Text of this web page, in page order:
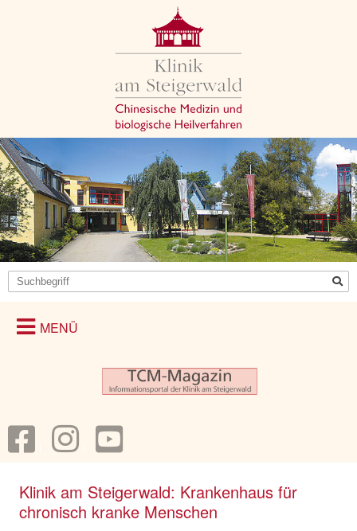
Klinik am Steigerwald: Krankenhaus für
chronisch kranke Menschen